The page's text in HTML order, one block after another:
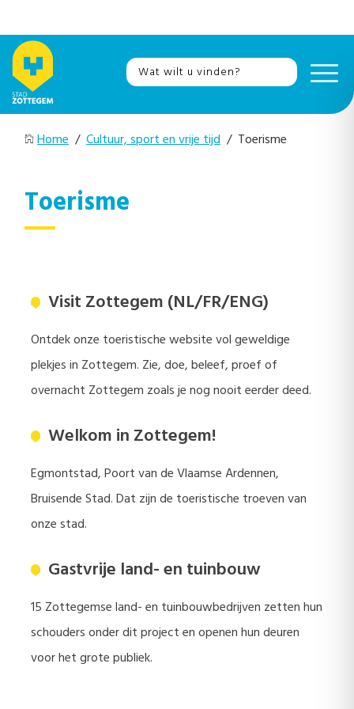
Home / Cultuur, sport en vrije tijd / Toerisme
Toerisme
Visit Zottegem (NL/FR/ENG)
Ontdek onze toeristische website vol geweldige
plekjes in Zottegem. Zie, doe, beleef, proef of
overnacht Zottegem zoals je nog nooit eerder deed.
Welkom in Zottegem!
Egmontstad, Poort van de Vlaamse Ardennen,
Bruisende Stad. Dat zijn de toeristische troeven van
onze stad.
Gastvrije land- en tuinbouw
15 Zottegemse land- en tuinbouwbedrijven zetten hun
schouders onder dit project en openen hun deuren
voor het grote publiek.